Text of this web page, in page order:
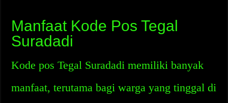
Manfaat Kode Pos Tegal
Suradadi
Kode pos Tegal Suradadi memiliki banyak
manfaat, terutama bagi warga yang tinggal di